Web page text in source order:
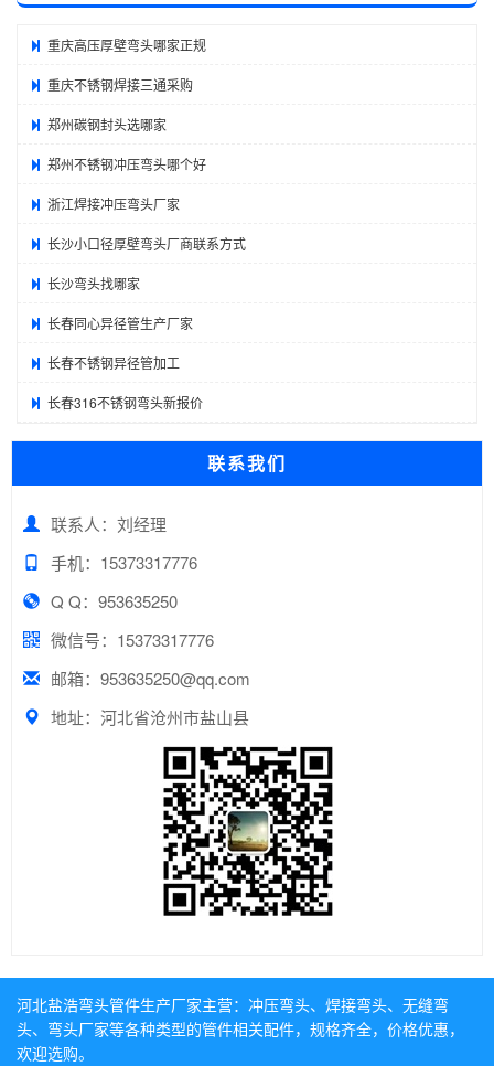
重庆高压厚壁弯头哪家正规
重庆不锈钢焊接三通采购
郑州碳钢封头选哪家
郑州不锈钢冲压弯头哪个好
浙江焊接冲压弯头厂家
长沙小口径厚壁弯头厂商联系方式
长沙弯头找哪家
长春同心异径管生产厂家
长春不锈钢异径管加工
长春316不锈钢弯头新报价
联系我们
联系人：刘经理
手机：15373317776
Q Q：953635250
微信号：15373317776
邮箱：953635250@qq.com
地址：河北省沧州市盐山县
河北盐浩弯头管件生产厂家主营： 冲压弯头、 焊接弯头、 无缝弯
头、 弯头厂家等各种类型的管件相关配件，规格齐全，价格优惠，
欢迎选购。